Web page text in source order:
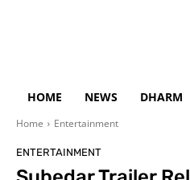
HOME NEWS DHARM
Home Entertainment
ENTERTAINMENT